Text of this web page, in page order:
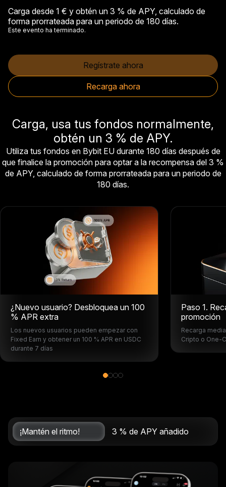
Carga desde 1 € y obtén un 3 % de APY, calculado de
forma prorrateada para un periodo de 180 días.
Este evento ha terminado.
Regístrate ahora
Recarga ahora
Carga, usa tus fondos normalmente,
obtén un 3 % de APY.
Utiliza tus fondos en Bybit EU durante 180 días después de
que finalice la promoción para optar a la recompensa del 3 %
de APY, calculado de forma prorrateada para un periodo de
180 días.
¿Nuevo usuario? Desbloquea un 100
% APR extra
Los nuevos usuarios pueden empezar con
Fixed Earn y obtener un 100 % APR en USDC
durante 7 días
Paso 1.
promoción
Recarga
Cripto o One-
¡Mantén el ritmo! 3 % de APY añadido